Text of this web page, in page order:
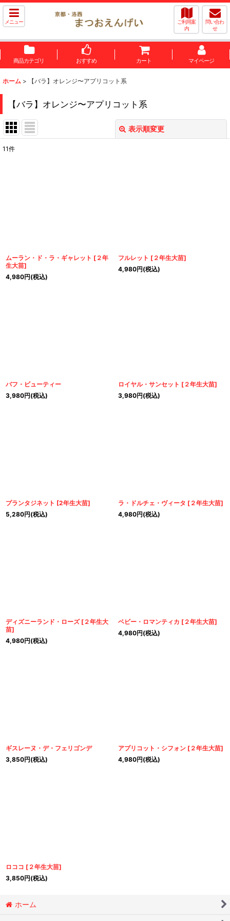
メニュー
ご利用案
内
問い合わ
せ
商品カテゴリ おすすめ カート マイページ
ホーム > 【バラ】オレンジ〜アプリコット系
【バラ】オレンジ〜アプリコット系
表示順変更
11件
ムーラン・ド・ラ・ギャレット [ ２年
生大苗]
4,980円(税込)
フルレット [ ２年生大苗]
4,980円(税込)
バフ・ビューティー
3,980円(税込)
ロイヤル・サンセット [ ２年生大苗]
3,980円(税込)
プランタジネット [2年生大苗]
5,280円(税込)
ラ・ドルチェ・ヴィータ [ ２年生大苗]
4,980円(税込)
ディズニーランド・ローズ [ ２年生大
苗]
4,980円(税込)
ベビー・ロマンティカ [ ２年生大苗]
4,980円(税込)
ギスレーヌ・デ・フェリゴンデ
3,850円(税込)
アプリコット・シフォン [ ２年生大苗]
4,980円(税込)
ロココ [ ２年生大苗]
3,850円(税込)
ホーム